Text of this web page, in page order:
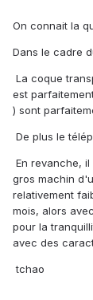
On connait la
Dans le cadre
La coque
est
) sont
De plus le
En revanche,
gros machin
relativement
mois, alors
pour la
avec des
tchao